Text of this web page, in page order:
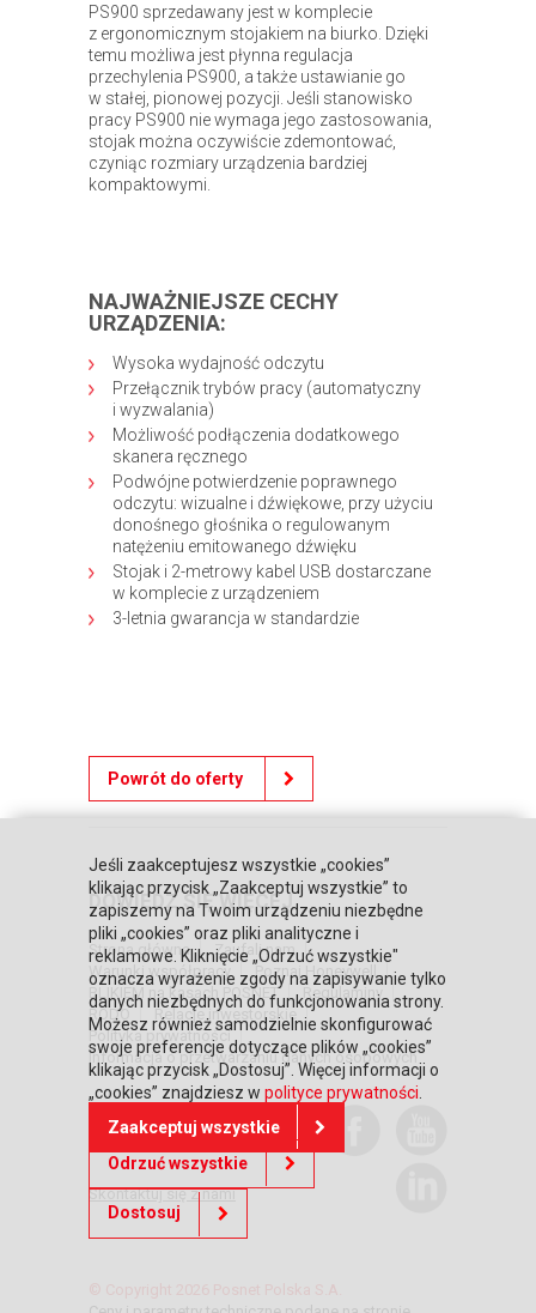
PS900 sprzedawany jest w komplecie
z ergonomicznym stojakiem na biurko. Dzięki
temu możliwa jest płynna regulacja
przechylenia PS900, a także ustawianie go
w stałej, pionowej pozycji. Jeśli stanowisko
pracy PS900 nie wymaga jego zastosowania,
stojak można oczywiście zdemontować,
czyniąc rozmiary urządzenia bardziej
kompaktowymi.
NAJWAŻNIEJSZE CECHY
URZĄDZENIA:
Wysoka wydajność odczytu
Przełącznik trybów pracy (automatyczny
i wyzwalania)
Możliwość podłączenia dodatkowego
skanera ręcznego
Podwójne potwierdzenie poprawnego
odczytu: wizualne i dźwiękowe, przy użyciu
donośnego głośnika o regulowanym
natężeniu emitowanego dźwięku
Stojak i 2-metrowy kabel USB dostarczane
w komplecie z urządzeniem
3-letnia gwarancja w standardzie
Powrót do oferty
DOWIEDZ SIĘ WIĘCEJ
Strona główna
Zaufali nam
Warunki współpracy
Poznaj Honeywell
BLIKIEM na kasach POSNET
Regulaminy
RODO
Relacje inwestorskie
Polityka prywatności
Informacja o przetwarzaniu danych osobowych
POTRZEBUJESZ
POMOCY?
Skontaktuj się z nami
Jeśli zaakceptujesz wszystkie „cookies”
klikając przycisk „Zaakceptuj wszystkie” to
zapiszemy na Twoim urządzeniu niezbędne
pliki „cookies” oraz pliki analityczne i
reklamowe. Kliknięcie „Odrzuć wszystkie"
oznacza wyrażenie zgody na zapisywanie tylko
danych niezbędnych do funkcjonowania strony.
Możesz również samodzielnie skonfigurować
swoje preferencje dotyczące plików „cookies”
klikając przycisk „Dostosuj”. Więcej informacji o
„cookies” znajdziesz w polityce prywatności
Zaakceptuj wszystkie
Odrzuć wszystkie
Dostosuj